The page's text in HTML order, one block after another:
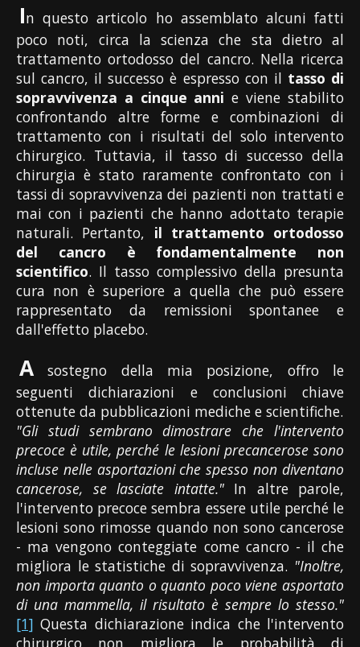
In questo articolo ho assemblato alcuni fatti
poco noti, circa la scienza che sta dietro al
trattamento ortodosso del cancro. Nella ricerca
sul cancro, il successo è espresso con il tasso di
sopravvivenza a cinque anni e viene stabilito
confrontando altre forme e combinazioni di
trattamento con i risultati del solo intervento
chirurgico. Tuttavia, il tasso di successo della
chirurgia è stato raramente confrontato con i
tassi di sopravvivenza dei pazienti non trattati e
mai con i pazienti che hanno adottato terapie
naturali. Pertanto, il trattamento ortodosso
del cancro è fondamentalmente non
scientifico. Il tasso complessivo della presunta
cura non è superiore a quella che può essere
rappresentato da remissioni spontanee e
dall'effetto placebo.
A sostegno della mia posizione, offro le
seguenti dichiarazioni e conclusioni chiave
ottenute da pubblicazioni mediche e scientifiche.
"Gli studi sembrano dimostrare che l'intervento
precoce è utile, perché le lesioni precancerose sono
incluse nelle asportazioni che spesso non diventano
cancerose, se lasciate intatte."In altre parole,
l'intervento precoce sembra essere utile perché le
lesioni sono rimosse quando non sono cancerose
- ma vengono conteggiate come cancro - il che
migliora le statistiche di sopravvivenza. "Inoltre,
non importa quanto o quanto poco viene asportato
di una mammella, il risultato è sempre lo stesso."
[1] Questa dichiarazione indica che l'intervento
chirurgico non migliora le probabilità di